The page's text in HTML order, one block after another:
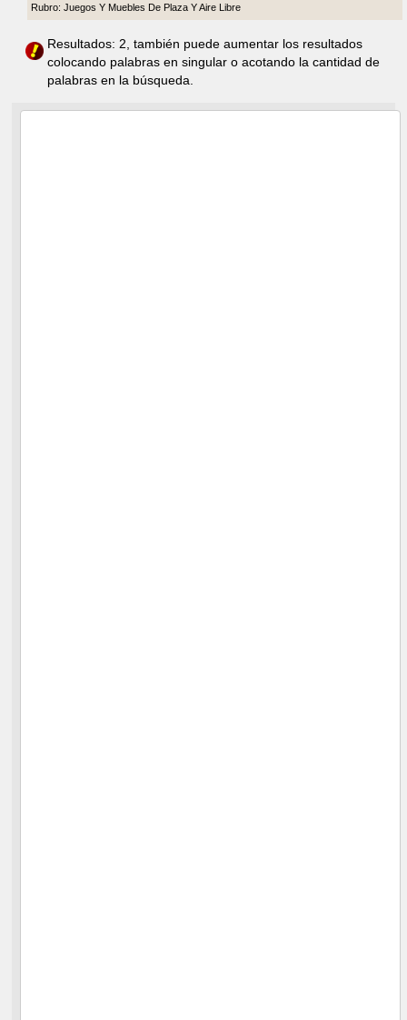
Rubro: Juegos Y Muebles De Plaza Y Aire Libre
Resultados: 2, también puede aumentar los resultados
colocando palabras en singular o acotando la cantidad de
palabras en la búsqueda.